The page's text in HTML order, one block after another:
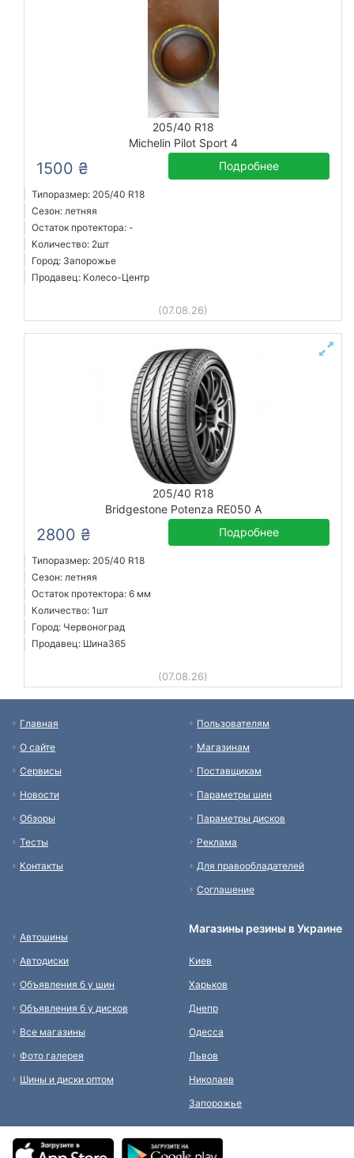
205/40 R18
Michelin Pilot Sport 4
1500 ₴ Подробнее
Типоразмер: 205/40 R18
Сезон: летняя
Остаток протектора: -
Количество: 2шт
Город: Запорожье
Продавец: Колесо-Центр
(07.08.26)
205/40 R18
Bridgestone Potenza RE050 A
2800 ₴ Подробнее
Типоразмер: 205/40 R18
Сезон: летняя
Остаток протектора: 6 мм
Количество: 1шт
Город: Червоноград
Продавец: Шина365
(07.08.26)
Главная
О сайте
Сервисы
Новости
Обзоры
Тесты
Контакты
Пользователям
Магазинам
Поставщикам
Параметры шин
Параметры дисков
Реклама
Для правообладателей
Соглашение
Автошины
Автодиски
Объявления б у шин
Объявления б у дисков
Все магазины
Фото галерея
Шины и диски оптом
Магазины резины в Украине
Киев
Харьков
Днепр
Одесса
Львов
Николаев
Запорожье